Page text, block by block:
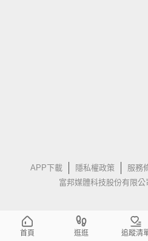
APP下載 隱私權政策 服務
富邦媒體科技股份有限
首頁 逛逛 追蹤清